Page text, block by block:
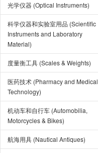
光学仪器 (Optical Instruments)
科学仪器和实验室用品 (Scientific
Instruments and Laboratory
Material)
度量衡工具 (Scales & Weights)
医药技术 (Pharmacy and Medical
Technology)
机动车和自行车 (Automobilia,
Motorcycles & Bikes)
航海用具 (Nautical Antiques)